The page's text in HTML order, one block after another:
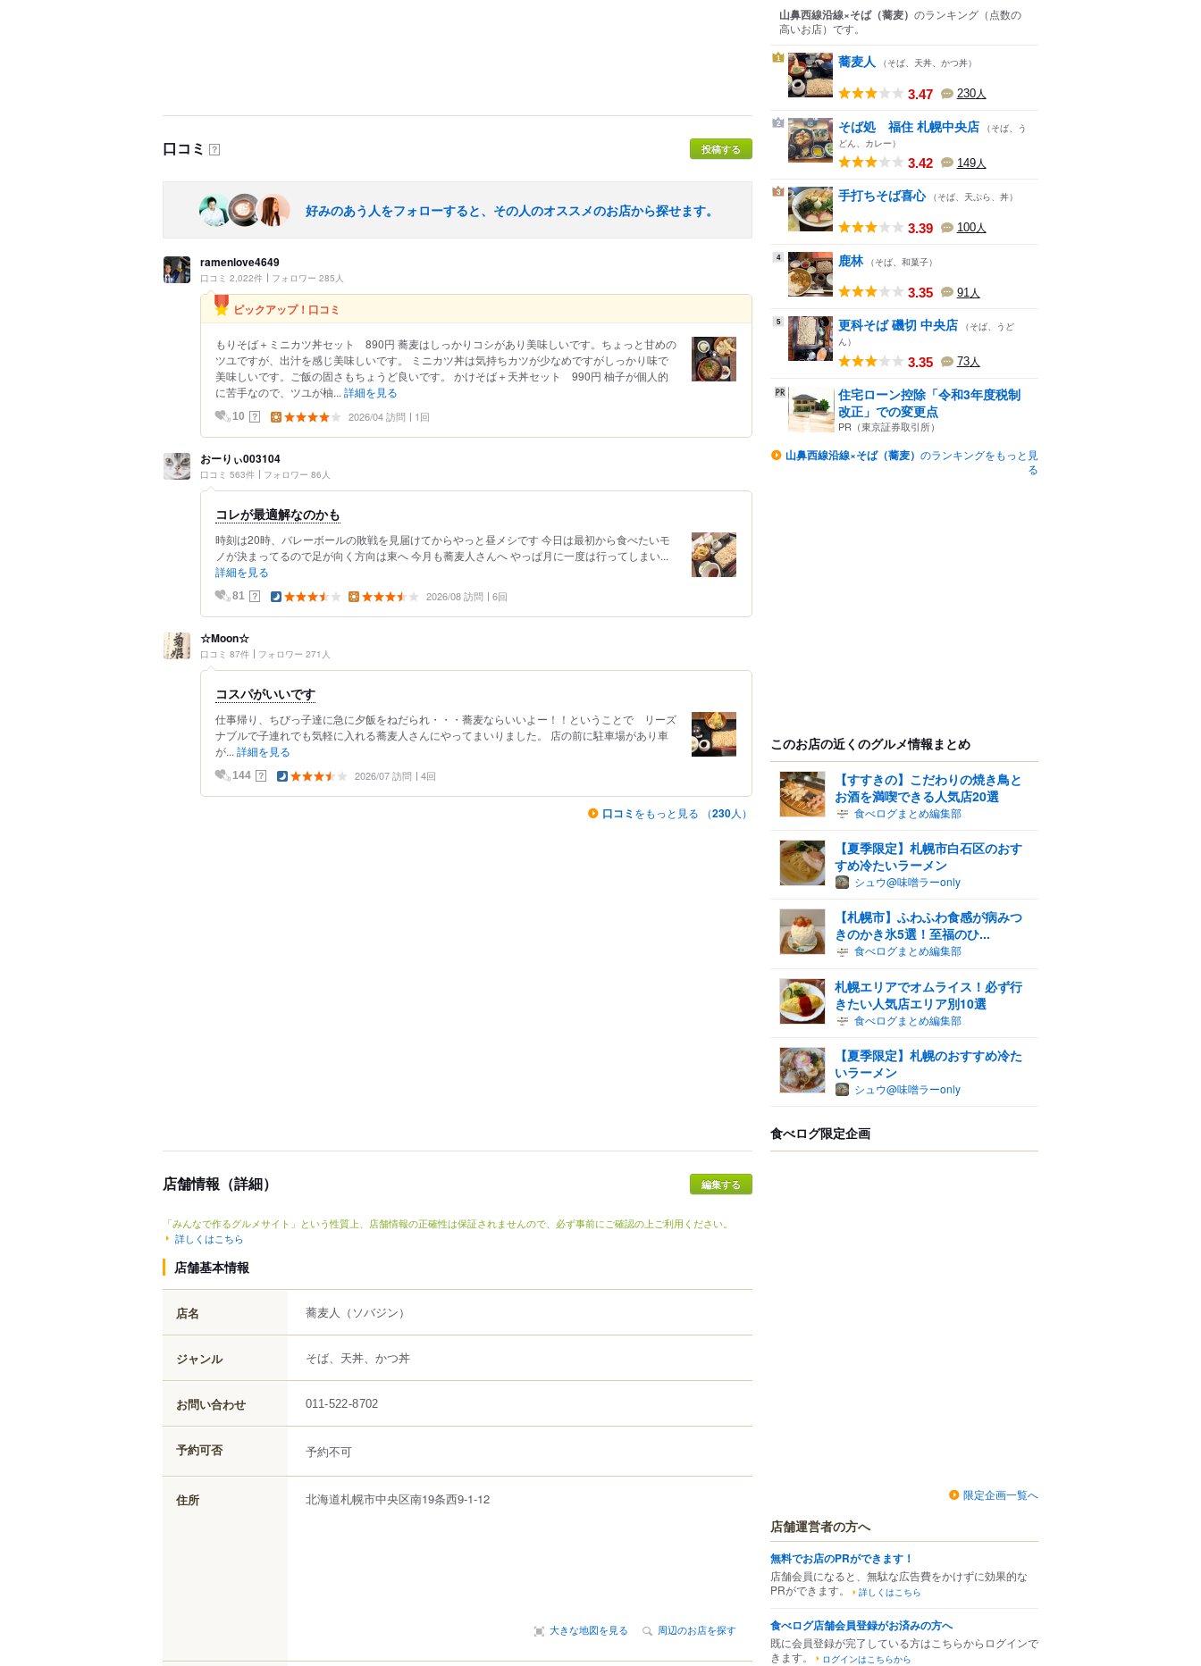
口コミ ？ 投稿する
好みのあう人をフォローすると、その人のオススメのお店から探せます。
ramenlove4649
口コミ 2,022件 フォロワー 285人
ピックアップ！口コミ
もりそば＋ミニカツ丼セット 890円 蕎麦はしっかりコシがあり美味しいです。ちょっと甘めの
ツユですが、出汁を感じ美味しいです。 ミニカツ丼は気持ちカツが少なめですがしっかり味で
美味しいです。ご飯の固さもちょうど良いです。 かけそば＋天丼セット 990円 柚子が個人的
に苦手なので、ツユが柚... 詳細を見る
10 ？ 2026/04 訪問 1回
おーりぃ003104
口コミ 563件 フォロワー 86人
コレが最適解なのかも
時刻は20時、バレーボールの敗戦を見届けてからやっと昼メシです 今日は最初から食べたいモ
ノが決まってるので足が向く方向は東へ 今月も蕎麦人さんへ やっぱ月に一度は行ってしまい...
詳細を見る
81 ？ 2026/08 訪問 6回
☆Moon☆
口コミ 87件 フォロワー 271人
コスパがいいです
仕事帰り、ちびっ子達に急に夕飯をねだられ・・・蕎麦ならいいよー！！ということで リーズ
ナブルで子連れでも気軽に入れる蕎麦人さんにやってまいりました。 店の前に駐車場があり車
が... 詳細を見る
144 ？ 2026/07 訪問 4回
口コミ をもっと見る （230人）
店舗情報（詳細） 編集する
「みんなで作るグルメサイト」という性質上、店舗情報の正確性は保証されませんので、必ず事前にご確認の上ご利用ください。
詳しくはこちら
店舗基本情報
店名 蕎麦人 （ソバジン）
ジャンル そば、天丼、かつ丼
お問い合わせ 011-522-8702
予約可否 予約不可
住所 北海道札幌市中央区南19条西9-1-12
大きな地図を見る 周辺のお店を探す
山鼻西線沿線×そば（蕎麦） のランキング （点数の
高いお店） です。
1 蕎麦人 （そば、天丼、かつ丼）
3.47 230人
2 そば処 福住 札幌中央店 （そば、う
どん、カレー）
3.42 149人
3 手打ちそば喜心 （そば、天ぷら、丼）
3.39 100人
4 鹿林 （そば、和菓子）
3.35 91 人
5 更科そば 磯切 中央店 （そば、うど
ん）
3.35 73人
住宅ローン控除「令和3年度税制
改正」での変更点
PR（東京証券取引所）
山鼻西線沿線×そば（蕎麦） のランキングをもっと見
る
このお店の近くのグルメ情報まとめ
【すすきの】こだわりの焼き鳥と
お酒を満喫できる人気店20選
食べログまとめ編集部
【夏季限定】札幌市白石区のおす
すめ冷たいラーメン
シュウ@味噌ラーonly
【札幌市】ふわふわ食感が病みつ
きのかき氷5選！至福のひ...
食べログまとめ編集部
札幌エリアでオムライス！必ず行
きたい人気店エリア別10選
食べログまとめ編集部
【夏季限定】札幌のおすすめ冷た
いラーメン
シュウ@味噌ラーonly
食べログ限定企画
限定企画一覧へ
店舗運営者の方へ
無料でお店のPRができます！
店舗会員になると、無駄な広告費をかけずに効果的な
PRができます。
詳しくはこちら
食べログ店舗会員登録がお済みの方へ
既に会員登録が完了している方はこちらからログインで
きます。
ログインはこちらから